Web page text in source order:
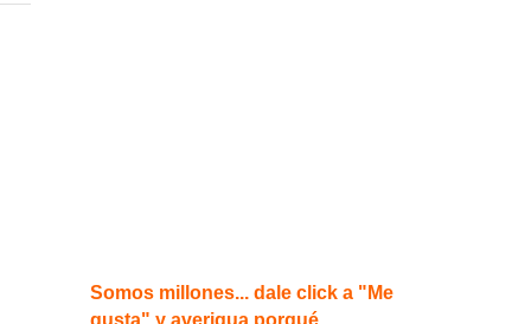
Somos millones... dale click a "Me
gusta" y averigua porqué